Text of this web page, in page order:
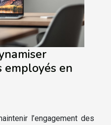
employés en
l’engagement des